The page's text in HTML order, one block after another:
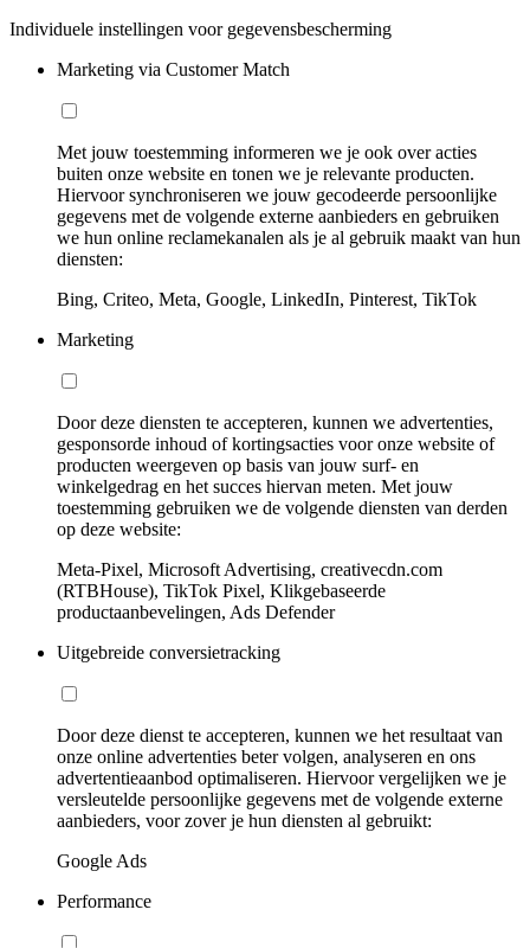
Individuele instellingen voor gegevensbescherming
Marketing via Customer Match
Met jouw toestemming informeren we je ook over acties
buiten onze website en tonen we je relevante producten.
Hiervoor synchroniseren we jouw gecodeerde persoonlijke
gegevens met de volgende externe aanbieders en gebruiken
we hun online reclamekanalen als je al gebruik maakt van hun
diensten:
Bing, Criteo, Meta, Google, LinkedIn, Pinterest, TikTok
Marketing
Door deze diensten te accepteren, kunnen we advertenties,
gesponsorde inhoud of kortingsacties voor onze website of
producten weergeven op basis van jouw surf- en
winkelgedrag en het succes hiervan meten. Met jouw
toestemming gebruiken we de volgende diensten van derden
op deze website:
Meta-Pixel, Microsoft Advertising, creativecdn.com
(RTBHouse), TikTok Pixel, Klikgebaseerde
productaanbevelingen, Ads Defender
Uitgebreide conversietracking
Door deze dienst te accepteren, kunnen we het resultaat van
onze online advertenties beter volgen, analyseren en ons
advertentieaanbod optimaliseren. Hiervoor vergelijken we je
versleutelde persoonlijke gegevens met de volgende externe
aanbieders, voor zover je hun diensten al gebruikt:
Google Ads
Performance